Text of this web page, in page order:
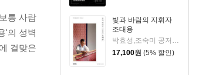
빛과 바람의 지휘자
조대용
박효성,조숙미 공저/이종근 사진
17,100원 (5% 할인)
통 사람
'의 성벽
걸맞은